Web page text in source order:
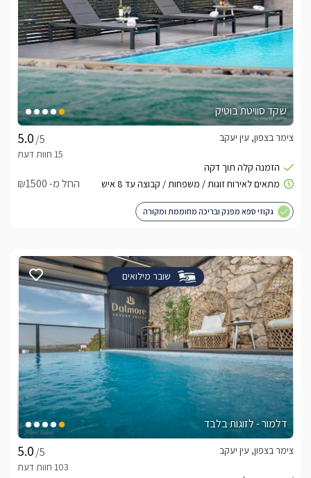
שקד סוויטת בוטיק
/5
צימר בצפון, עין יעקב
החל מ- ₪1500
גקוזי ספא מפנק ובריכה מחוממת ומקורה
שובר מילואים
דלמור - לזוגות בלבד
/5
צימר בצפון, עין יעקב